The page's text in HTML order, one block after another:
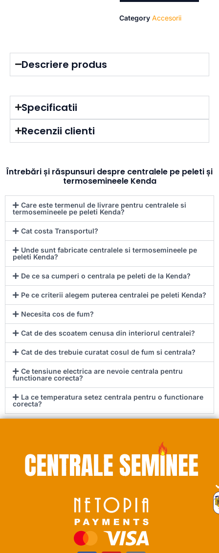
Category Accesorii
Descriere produs​​​
Specificatii
Recenzii clienti
Întrebări și răspunsuri despre centralele pe peleti și
termosemineele Kenda
Care este termenul de livrare pentru centralele si
termosemineele pe peleti Kenda?
Cat costa Transportul?
Unde sunt fabricate centralele si termosemineele pe
peleti Kenda?
De ce sa cumperi o centrala pe peleti de la Kenda?
Pe ce criterii alegem puterea centralei pe peleti Kenda?
Necesita cos de fum?
Cat de des scoatem cenusa din interiorul centralei?
Cat de des trebuie curatat cosul de fum si centrala?
Ce tensiune electrica are nevoie centrala pentru
functionare corecta?
La ce temperatura setez centrala pentru o functionare
corecta?